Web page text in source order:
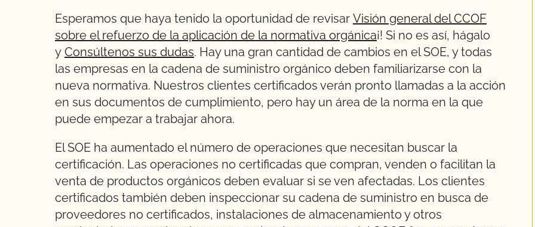
Esperamos que haya tenido la oportunidad de revisar Visión general del CCOF
sobre el refuerzo de la aplicación de la normativa orgánica¡! Si no es así, hágalo
y Consúltenos sus dudas. Hay una gran cantidad de cambios en el SOE, y todas
las empresas en la cadena de suministro orgánico deben familiarizarse con la
nueva normativa. Nuestros clientes certificados verán pronto llamadas a la acción
en sus documentos de cumplimiento, pero hay un área de la norma en la que
puede empezar a trabajar ahora.
El SOE ha aumentado el número de operaciones que necesitan buscar la
certificación. Las operaciones no certificadas que compran, venden o facilitan la
venta de productos orgánicos deben evaluar si se ven afectadas. Los clientes
certificados también deben inspeccionar su cadena de suministro en busca de
proveedores no certificados, instalaciones de almacenamiento y otros